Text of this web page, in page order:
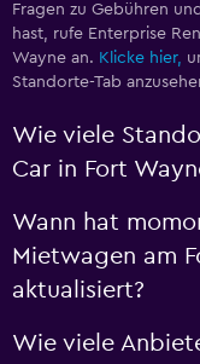
Fragen zu Gebühren
hast, rufe Enterprise
Wayne an. Klicke hier,
Standorte-Tab
Wie viele
Car in Fort
Wann hat
Mietwagen am
aktualisiert?
Wie viele